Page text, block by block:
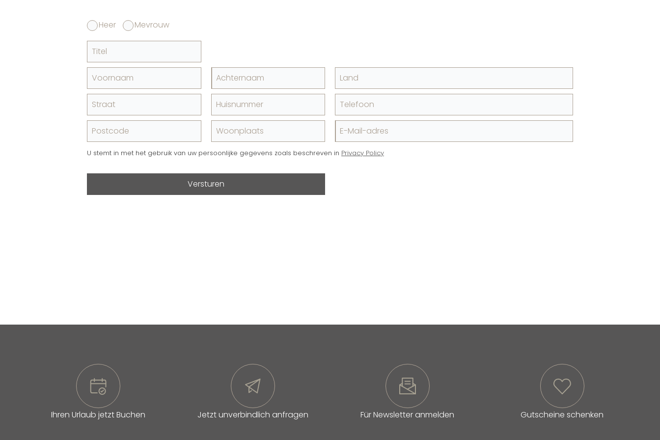
Heer Mevrouw
Titel
Voornaam Achternaam
Straat Huisnummer
Postcode Woonplaats
Land
Telefoon
E-Mail-adres
U stemt in met het gebruik van uw persoonlijke gegevens zoals beschreven in Privacy Policy
Versturen
Ihren Urlaub jetzt Buchen Jetzt unverbindlich anfragen Für Newsletter anmelden Gutscheine schenken